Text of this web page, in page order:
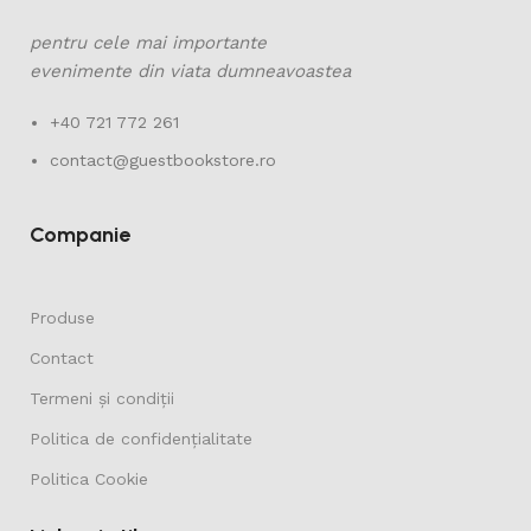
pentru cele mai importante
evenimente din viata dumneavoastea
+40 721 772 261
contact@guestbookstore.ro
Companie
Produse
Contact
Termeni și condiții
Politica de confidențialitate
Politica Cookie